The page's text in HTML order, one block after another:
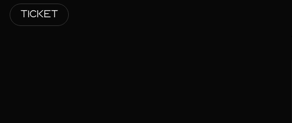
TICKET